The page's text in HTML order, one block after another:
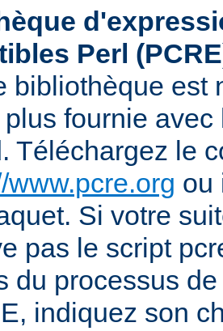
Perl
bibliothèque est
plus fournie
Téléchargez le
www.pcre.org ou
Si votre
pas le script
du processus
indiquez son